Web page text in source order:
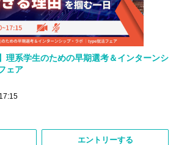
理系学生のための早期選考＆インターンシ
ェア
エントリーする